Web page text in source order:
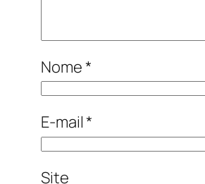
Nome*
E-mail*
Site